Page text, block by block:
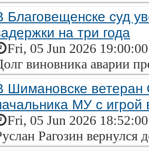
Благовещенске суд
на три года
Fri, 05 Jun 2026
виновника аварии
Шимановске
МУ с игрой
Fri, 05 Jun 2026
Рагозин вернулся